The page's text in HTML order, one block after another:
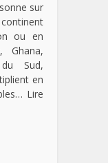
sur
ou en
Ghana,
Sud,
en
Lire